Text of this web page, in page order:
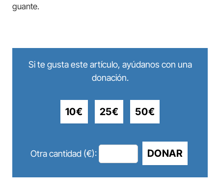
guante.
Si te gusta este artículo, ayúdanos con una
donación.
10€ 25€ 50€
Otra cantidad (€): DONAR